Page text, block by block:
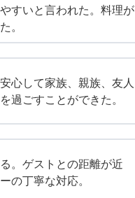
すいと言われた。料理が
。
心して家族、親族、友人
過ごすことができた。
。ゲストとの距離が近
の丁寧な対応。